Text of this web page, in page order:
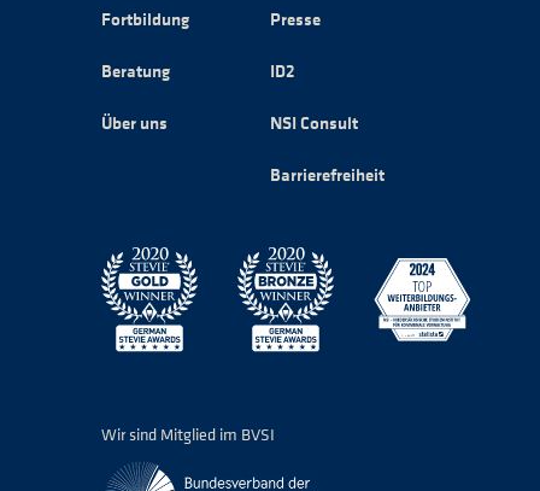
Fortbildung
Beratung
Über uns
Presse
ID2
NSI Consult
Barrierefreiheit
Wir sind Mitglied im BVSI